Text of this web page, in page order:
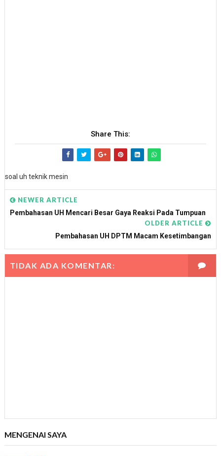
Share This:
soal uh teknik mesin
NEWER ARTICLE
Pembahasan UH Mencari Besar Gaya Reaksi Pada Tumpuan
OLDER ARTICLE
Pembahasan UH DPTM Macam Kesetimbangan
TIDAK ADA KOMENTAR:
MENGENAI SAYA